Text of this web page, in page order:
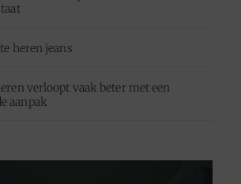
heren jeans
verloopt vaak beter met een
aanpak